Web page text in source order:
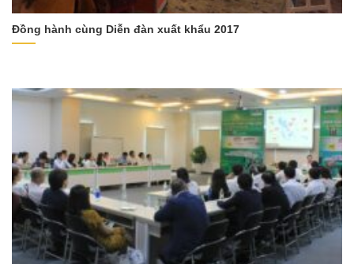
Đồng hành cùng Diễn đàn xuất khẩu 2017